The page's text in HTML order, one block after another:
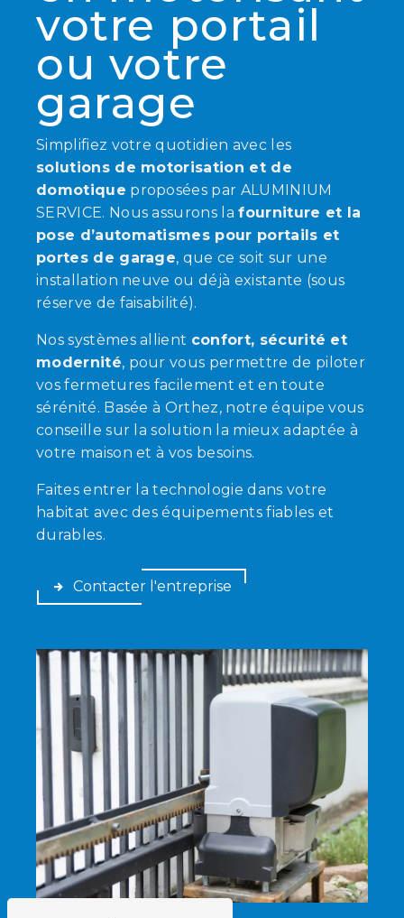
votre portail
ou votre
garage
Simplifiez votre quotidien avec les
solutions de motorisation et de
domotique proposées par ALUMINIUM
SERVICE. Nous assurons lafourniture et la
pose d’automatismes pour portails et
portes de garage, que ce soit sur une
installation neuve ou déjà existante (sous
réserve de faisabilité).
Nos systèmes allient confort, sécurité et
modernité, pour vous permettre de piloter
vos fermetures facilement et en toute
sérénité. Basée à Orthez, notre équipe vous
conseille sur la solution la mieux adaptée à
votre maison et à vos besoins.
Faites entrer la technologie dans votre
habitat avec des équipements fiables et
durables.
Contacter l'entreprise